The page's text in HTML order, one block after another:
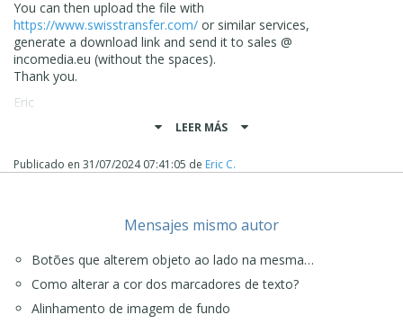
You can then upload the file with
https://www.swisstransfer.com/ or similar services,
generate a download link and send it to sales @
incomedia.eu (without the spaces).
Thank you.
Eric
Tentei replicar o problema usando um layout semelhante,
com os objetos mais recentes que, na ordem responsiva,
Você pode exportá-lo em "Passo 5 - Exportar",
escolhendo a opção "Exportar o projeto" para gerar um
LEER MÁS
Publicado en 31/07/2024 07:41:05 de Eric C.
Mensajes mismo autor
Botões que alterem objeto ao lado na mesma…
Como alterar a cor dos marcadores de texto?
Alinhamento de imagem de fundo